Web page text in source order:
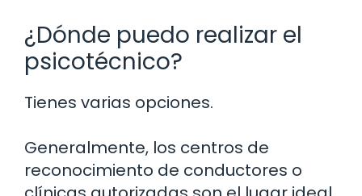
¿Dónde puedo realizar el
psicotécnico?
Tienes varias opciones.
Generalmente, los centros de
reconocimiento de conductores o